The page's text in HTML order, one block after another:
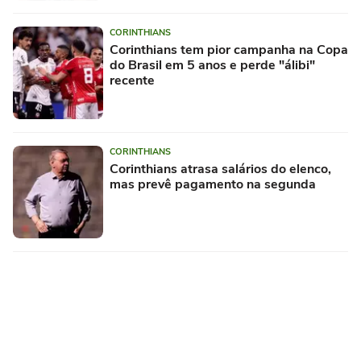
CORINTHIANS
Corinthians tem pior campanha na Copa
do Brasil em 5 anos e perde "álibi"
recente
CORINTHIANS
Corinthians atrasa salários do elenco,
mas prevê pagamento na segunda